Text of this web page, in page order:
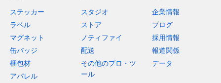
ステッカー
ラベル
マグネット
缶バッジ
梱包材
アパレル
スタジオ
ストア
ノティファイ
配送
その他のプロ・ツ
ール
企業情報
ブログ
採用情報
報道関係
データ